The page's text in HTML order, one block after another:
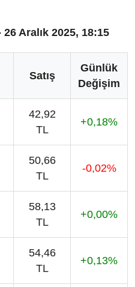
Aralık 2025, 18:15
Satış
Günlük
Değişim
42,92
TL
+0,18%
50,66
TL
-0,02%
58,13
TL
+0,00%
54,46
TL
+0,13%